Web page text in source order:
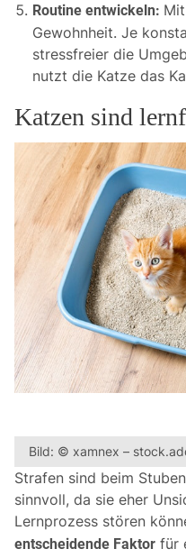
Routine entwickeln:
Gewohnheit. Je
stressfreier die
nutzt die Katze das
Katzen sind
Bild: © xamnex –
Strafen sind beim
sinnvoll, da sie eher
Lernprozess stören
entscheidende Faktor für